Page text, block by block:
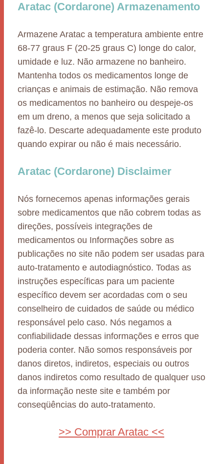
Aratac (Cordarone) Armazenamento
Armazene Aratac a temperatura ambiente entre
68-77 graus F (20-25 graus C) longe do calor,
umidade e luz. Não armazene no banheiro.
Mantenha todos os medicamentos longe de
crianças e animais de estimação. Não remova
os medicamentos no banheiro ou despeje-os
em um dreno, a menos que seja solicitado a
fazê-lo. Descarte adequadamente este produto
quando expirar ou não é mais necessário.
Aratac (Cordarone) Disclaimer
Nós fornecemos apenas informações gerais
sobre medicamentos que não cobrem todas as
direções, possíveis integrações de
medicamentos ou Informações sobre as
publicações no site não podem ser usadas para
auto-tratamento e autodiagnóstico. Todas as
instruções específicas para um paciente
específico devem ser acordadas com o seu
conselheiro de cuidados de saúde ou médico
responsável pelo caso. Nós negamos a
confiabilidade dessas informações e erros que
poderia conter. Não somos responsáveis por
danos diretos, indiretos, especiais ou outros
danos indiretos como resultado de qualquer uso
da informação neste site e também por
conseqüências do auto-tratamento.
>> Comprar Aratac <<